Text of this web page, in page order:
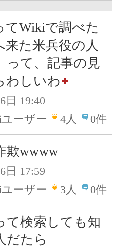
てWikiで調べた
来た米兵役の人
って、記事の見
わしいわ
日 19:40
ーザー
4人 0件
欺wwww
日 17:59
ーザー
3人 0件
て検索しても知
だたら